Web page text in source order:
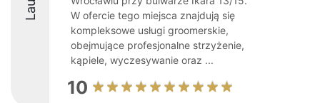
W ofercie tego miejsca znajdują się
kompleksowe usługi groomerskie,
obejmujące profesjonalne strzyżenie,
kąpiele, wyczesywanie oraz ...
10